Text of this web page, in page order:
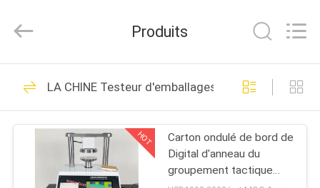
MAISON
PRODUITS
VIDÉOS
Technology
Reserved.
Détecteur d'encre
flexoflex
33
Produits
LA CHINE Testeur d'emballages en papier
HOT
Carton ondulé de bord de
Digital d'anneau du
groupement tactique